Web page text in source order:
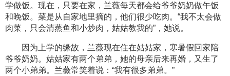
学做饭。现在，只要在家，兰薇每天都会给爷爷奶奶做午饭
和晚饭。菜是从自家地里摘的，他们很少吃肉。“我不太会做
肉菜，只会清蒸鱼和小炒肉，姑姑教我的”，她说。
因为上学的缘故，兰薇现在住在姑姑家，寒暑假回家陪
爷爷奶奶。姑姑家有两个弟弟，她的母亲后来再婚，又生了
两个小弟弟。兰薇常笑着说：“我有很多弟弟。”